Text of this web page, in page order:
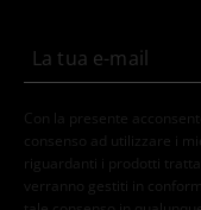
Con la presente
consenso ad utilizzare i
riguardanti i prodotti
verranno gestiti in